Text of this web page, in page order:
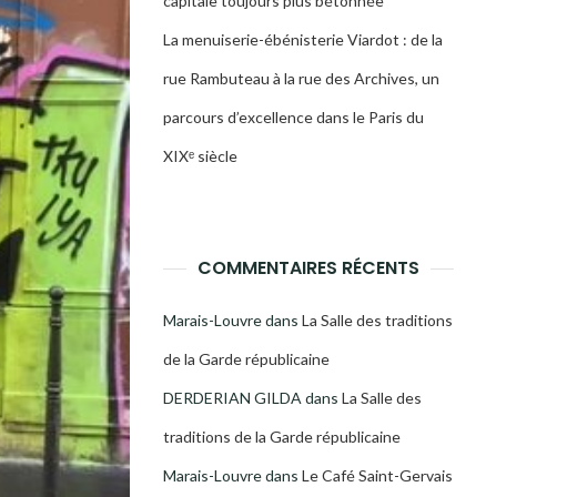
La menuiserie-ébénisterie Viardot : de la
rue Rambuteau à la rue des Archives, un
parcours d’excellence dans le Paris du
XIXᵉ siècle
COMMENTAIRES RÉCENTS
Marais-Louvredans La Salle des traditions
de la Garde républicaine
DERDERIAN GILDA dans La Salle des
traditions de la Garde républicaine
Marais-Louvredans Le Café Saint-Gervais